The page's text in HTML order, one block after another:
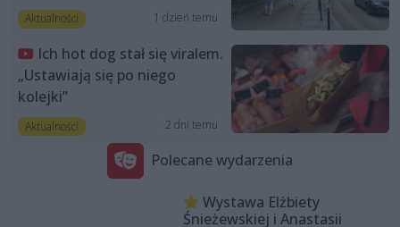
Aktualności 1 dzień temu
Ich hot dog stał się viralem.
„Ustawiają się po niego
kolejki”
Aktualności 2 dni temu
Polecane wydarzenia
Wystawa Elżbiety
Śnieżewskiej i Anastasii